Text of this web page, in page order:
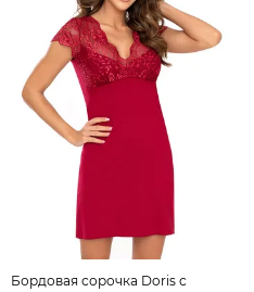
Бордовая сорочка Doris с